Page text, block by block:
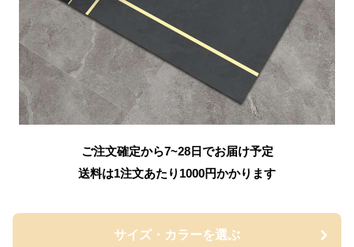
ご注文確定から7~28日でお届け予定
送料は1注文あたり 1000円かかります
サイズ・カラーを選ぶ